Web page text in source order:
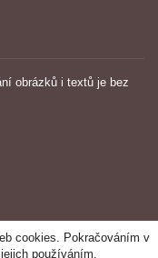
cookies. Pokračováním v
používáním.
obrázků i textů je bez